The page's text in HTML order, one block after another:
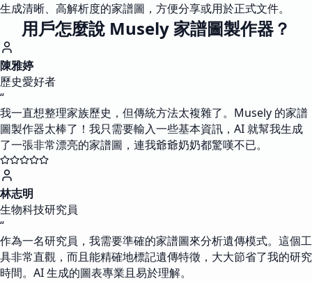
生成清晰、高解析度的家譜圖，方便分享或用於正式文件。
用戶怎麼說 Musely 家譜圖製作器？
陳雅婷
歷史愛好者
“
我一直想整理家族歷史，但傳統方法太複雜了。Musely 的家譜
圖製作器太棒了！我只需要輸入一些基本資訊，AI 就幫我生成
了一張非常漂亮的家譜圖，連我爺爺奶奶都驚嘆不已。
林志明
生物科技研究員
“
作為一名研究員，我需要準確的家譜圖來分析遺傳模式。這個工
具非常直觀，而且能精確地標記遺傳特徵，大大節省了我的研究
時間。AI 生成的圖表專業且易於理解。